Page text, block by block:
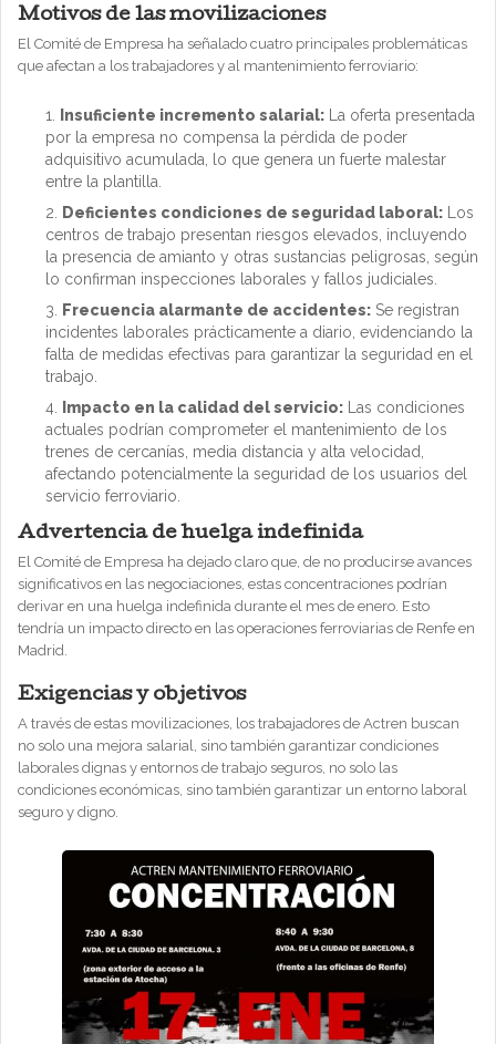
Motivos de las movilizaciones
El Comité de Empresa ha señalado cuatro principales problemáticas
que afectan a los trabajadores y al mantenimiento ferroviario:
Insuficiente incremento salarial: La oferta presentada
por la empresa no compensa la pérdida de poder
adquisitivo acumulada, lo que genera un fuerte malestar
entre la plantilla.
Deficientes condiciones de seguridad laboral: Los
centros de trabajo presentan riesgos elevados, incluyendo
la presencia de amianto y otras sustancias peligrosas, según
lo confirman inspecciones laborales y fallos judiciales.
Frecuencia alarmante de accidentes: Se registran
incidentes laborales prácticamente a diario, evidenciando la
falta de medidas efectivas para garantizar la seguridad en el
trabajo.
Impacto en la calidad del servicio: Las condiciones
actuales podrían comprometer el mantenimiento de los
trenes de cercanías, media distancia y alta velocidad,
afectando potencialmente la seguridad de los usuarios del
servicio ferroviario.
Advertencia de huelga indefinida
El Comité de Empresa ha dejado claro que, de no producirse avances
significativos en las negociaciones, estas concentraciones podrían
derivar en una huelga indefinida durante el mes de enero. Esto
tendría un impacto directo en las operaciones ferroviarias de Renfe en
Madrid.
Exigencias y objetivos
A través de estas movilizaciones, los trabajadores de Actren buscan
no solo una mejora salarial, sino también garantizar condiciones
laborales dignas y entornos de trabajo seguros, no solo las
condiciones económicas, sino también garantizar un entorno laboral
seguro y digno.